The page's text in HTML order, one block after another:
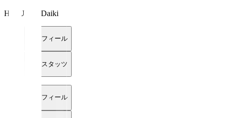
HIGUCHI Daiki
プロフィール
詳細スタッツ
プロフィール